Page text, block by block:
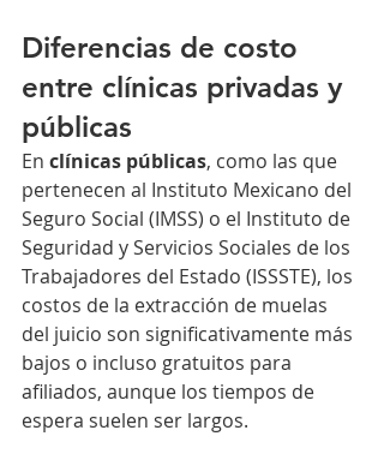
Diferencias de costo
entre clínicas privadas y
públicas
En clínicas públicas, como las que
pertenecen al Instituto Mexicano del
Seguro Social (IMSS) o el Instituto de
Seguridad y Servicios Sociales de los
Trabajadores del Estado (ISSSTE), los
costos de la extracción de muelas
del juicio son significativamente más
bajos o incluso gratuitos para
afiliados, aunque los tiempos de
espera suelen ser largos.